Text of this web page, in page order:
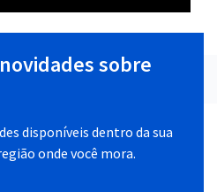
sobre
disponíveis dentro da sua
onde você mora.